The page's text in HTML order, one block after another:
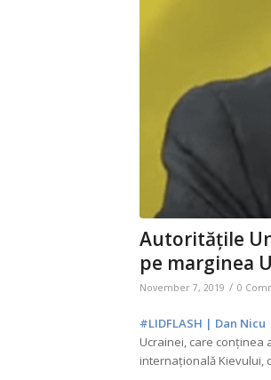
Autoritățile
pe marginea
November 7, 2019 / 0
#LIDFLASH | Dan Nicu
Ucrainei, care conținea
internațională Kievului,